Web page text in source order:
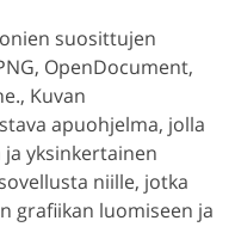
suosittujen
OpenDocument,
Kuvan
apuohjelma, jolla
yksinkertainen
niille, jotka
grafiikan luomiseen ja